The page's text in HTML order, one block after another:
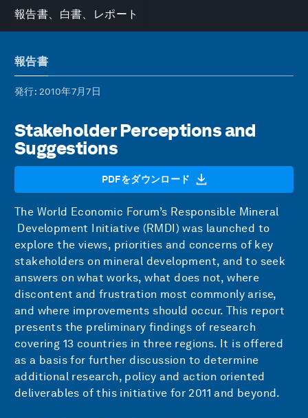
報告書、白書、レポート
報告書
発行: 2010年7月7日
Stakeholder Perceptions and
Suggestions
PDFをダウンロード
The World Economic Forum’s Responsible Mineral
Development Initiative (RMDI) was launched to
explore the views, priorities and concerns of key
stakeholders on mineral development, and to seek
answers on what works, what does not, where
discontent and frustration most commonly arise,
and where improvements should occur. This report
presents the preliminary findings of research
covering 13 countries in three regions. It is offered
as a basis for further discussion to determine
additional research, policy and action oriented
deliverables of this initiative for 2011 and beyond.